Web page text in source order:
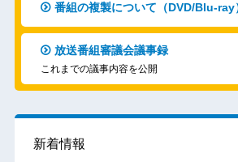
番組の複製について（DVD/Blu-ray
放送番組審議会議事録
これまでの議事内容を公開
新着情報